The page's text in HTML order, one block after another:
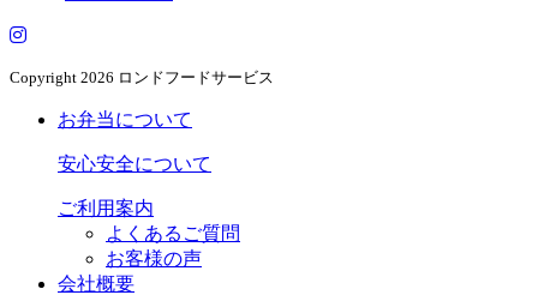
Copyright 2026 ロンドフードサービス
お弁当について
安心安全について
ご利用案内
よくあるご質問
お客様の声
会社概要